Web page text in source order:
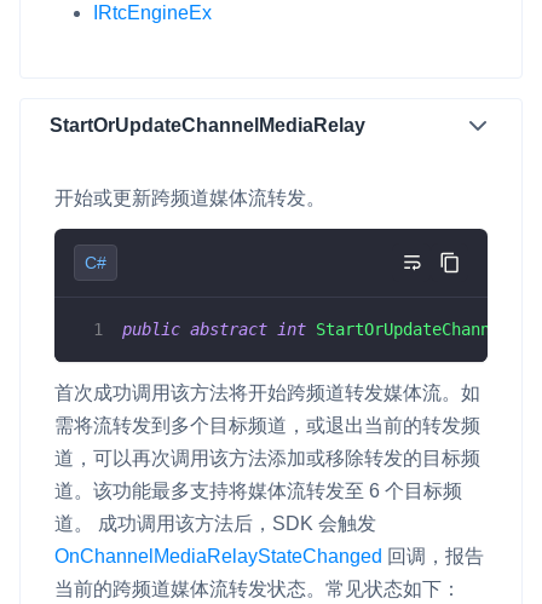
IRtcEngineEx
StartOrUpdateChannelMediaRelay
开始或更新跨频道媒体流转发。
C#
public abstract int
首次成功调用该方法将开始跨频道转发媒体流。如
需将流转发到多个目标频道，或退出当前的转发频
道，可以再次调用该方法添加或移除转发的目标频
道。该功能最多支持将媒体流转发至 6 个目标频
道。 成功调用该方法后，SDK 会触发
OnChannelMediaRelayStateChanged 回调，报告
当前的跨频道媒体流转发状态。常见状态如下：